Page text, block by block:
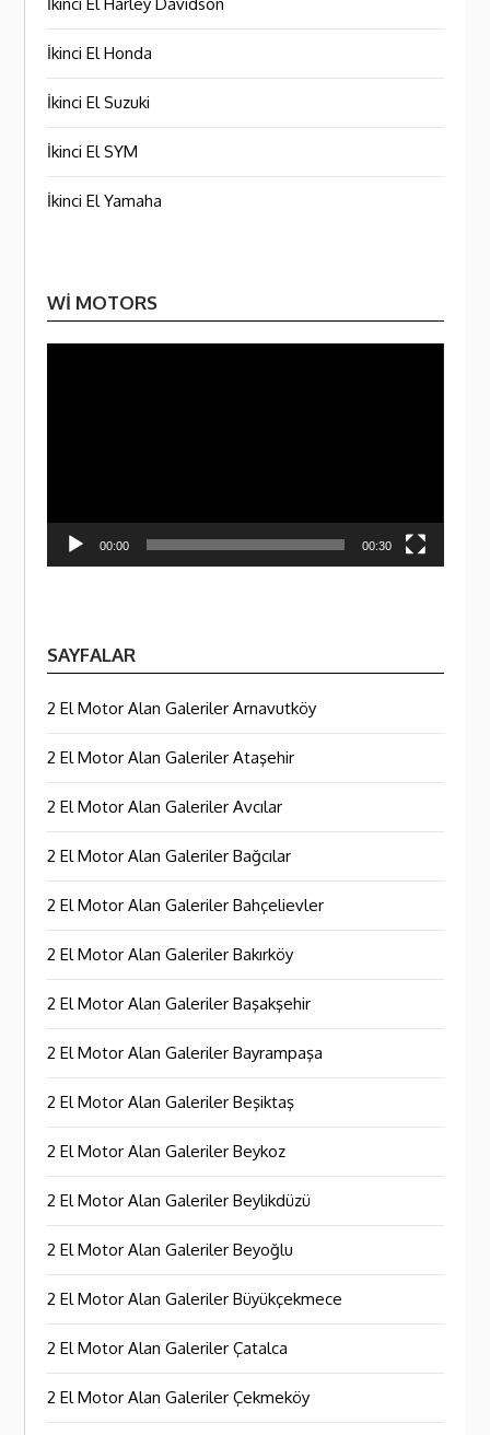
İkinci El Honda
İkinci El Suzuki
İkinci El SYM
İkinci El Yamaha
WI MOTORS
00:00 00:30
SAYFALAR
2 El Motor Alan Galeriler Arnavutköy
2 El Motor Alan Galeriler Ataşehir
2 El Motor Alan Galeriler Avcılar
2 El Motor Alan Galeriler Bağcılar
2 El Motor Alan Galeriler Bahçelievler
2 El Motor Alan Galeriler Bakırköy
2 El Motor Alan Galeriler Başakşehir
2 El Motor Alan Galeriler Bayrampaşa
2 El Motor Alan Galeriler Beşiktaş
2 El Motor Alan Galeriler Beykoz
2 El Motor Alan Galeriler Beylikdüzü
2 El Motor Alan Galeriler Beyoğlu
2 El Motor Alan Galeriler Büyükçekmece
2 El Motor Alan Galeriler Çatalca
2 El Motor Alan Galeriler Çekmeköy